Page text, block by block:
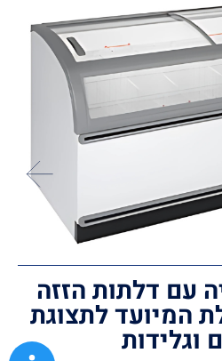
עם דלתות הזזה
המיועד לתצוגת
וגלידות